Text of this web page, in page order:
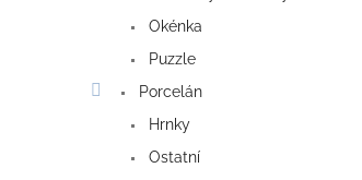
Okénka
Puzzle
Porcelán
Hrnky
Ostatní